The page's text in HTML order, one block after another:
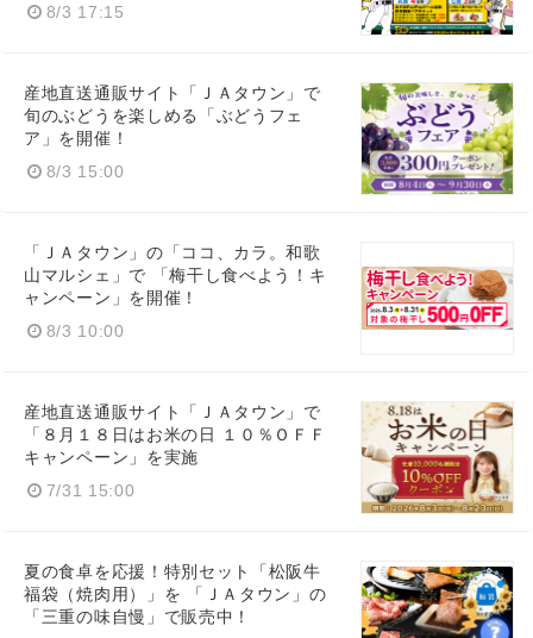
8/3 17:15
産地直送通販サイト「ＪＡタウン」で
旬のぶどうを楽しめる「ぶどうフェ
ア」を開催！
8/3 15:00
「ＪＡタウン」の「ココ、カラ。和歌
山マルシェ」で 「梅干し食べよう！キ
ャンペーン」を開催！
8/3 10:00
産地直送通販サイト「ＪＡタウン」で
「８月１８日はお米の日 １０％ＯＦＦ
キャンペーン」を実施
7/31 15:00
夏の食卓を応援！特別セット「松阪牛
福袋（焼肉用）」を 「ＪＡタウン」の
「三重の味自慢」で販売中！
Japanese
English